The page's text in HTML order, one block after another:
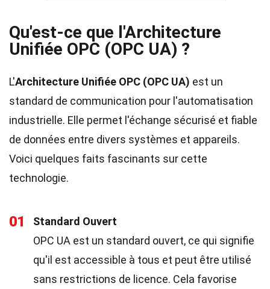
Qu'est-ce que l'Architecture
Unifiée OPC (OPC UA) ?
L'Architecture Unifiée OPC (OPC UA) est un
standard de communication pour l'automatisation
industrielle. Elle permet l'échange sécurisé et fiable
de données entre divers systèmes et appareils.
Voici quelques faits fascinants sur cette
technologie.
01
Standard Ouvert
OPC UA est un standard ouvert, ce qui signifie
qu'il est accessible à tous et peut être utilisé
sans restrictions de licence. Cela favorise